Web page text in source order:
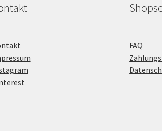
FAQ